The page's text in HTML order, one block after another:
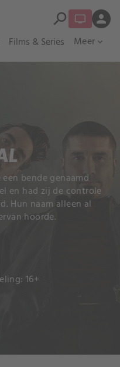
Films & Series Meer expand_more
search person
bende genaamd
en had zij de controle
Hun naam alleen al
hoorde.
16+